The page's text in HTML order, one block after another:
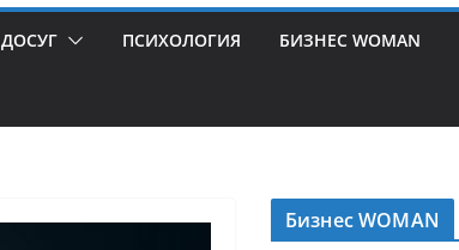
ДОСУГ ПСИХОЛОГИЯ БИЗНЕС WOMAN
Бизнес WOMAN